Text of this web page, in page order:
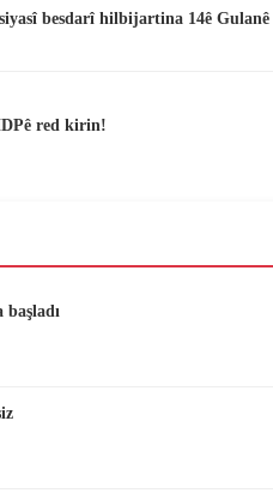
besdarî hilbijartina 14ê
red kirin!